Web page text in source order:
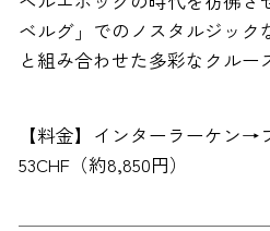
ベルグ」でのノスタルジック
と組み合わせた多彩なクルー
【料金】インターラーケン
53CHF（約8,850円）